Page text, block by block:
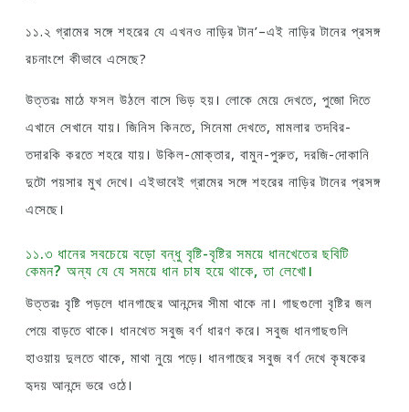
১১.২ গ্রামের সঙ্গে শহরের যে এখনও নাড়ির টান’–এই নাড়ির টানের প্রসঙ্গ
রচনাংশে কীভাবে এসেছে?
উত্তরঃ মাঠে ফসল উঠলে বাসে ভিড় হয়। লােকে মেয়ে দেখতে, পুজো দিতে
এখানে সেখানে যায়। জিনিস কিনতে, সিনেমা দেখতে, মামলার তদবির-
তদারকি করতে শহরে যায়। উকিল-মােক্তার, বামুন-পুরুত, দরজি-দোকানি
দুটো পয়সার মুখ দেখে। এইভাবেই গ্রামের সঙ্গে শহরের নাড়ির টানের প্রসঙ্গ
এসেছে।
১১.৩ ধানের সবচেয়ে বড়াে বন্ধু বৃষ্টি-বৃষ্টির সময়ে ধানখেতের ছবিটি
কেমন? অন্য যে যে সময়ে ধান চাষ হয়ে থাকে, তা লেখাে।
উত্তরঃ বৃষ্টি পড়লে ধানগাছের আনন্দের সীমা থাকে না। গাছগুলাে বৃষ্টির জল
পেয়ে বাড়তে থাকে। ধানখেত সবুজ বর্ণ ধারণ করে। সবুজ ধানগাছগুলি
হাওয়ায় দুলতে থাকে, মাথা নুয়ে পড়ে। ধানগাছের সবুজ বর্ণ দেখে কৃষকের
হৃদয় আনন্দে ভরে ওঠে।